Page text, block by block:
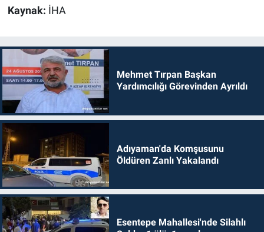
Kaynak: İHA
Mehmet Tırpan Başkan
Yardımcılığı Görevinden Ayrıldı
Adıyaman'da Komşusunu
Öldüren Zanlı Yakalandı
Esentepe Mahallesi'nde Silahlı